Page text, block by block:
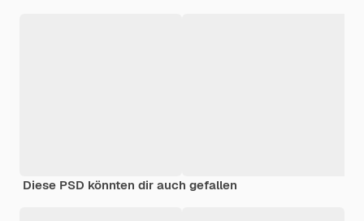
Diese PSD könnten dir auch gefallen